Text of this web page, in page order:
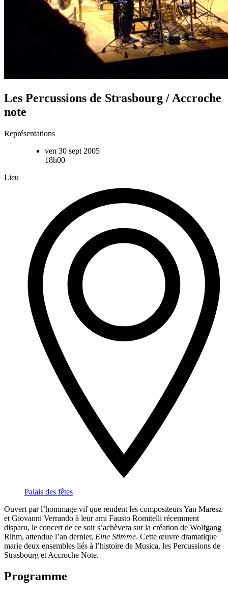
Les Percussions de Strasbourg / Accroche
note
Représentations
ven 30 sept 2005
18h00
Lieu
Palais des fêtes
Ouvert par l’hommage vif que rendent les compositeurs Yan Maresz
et Giovanni Verrando à leur ami Fausto Romitelli récemment
disparu, le concert de ce soir s’achèvera sur la création de Wolfgang
Rihm, attendue l’an dernier, Eine Stimme. Cette œuvre dramatique
marie deux ensembles liés à l’histoire de Musica, les Percussions de
Strasbourg et Accroche Note.
Programme